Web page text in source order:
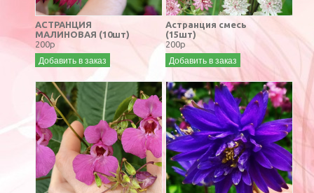
АСТРАНЦИЯ
МАЛИНОВАЯ (10шт)
200р
Добавить в заказ
Астранция смесь
(15шт)
200р
Добавить в заказ